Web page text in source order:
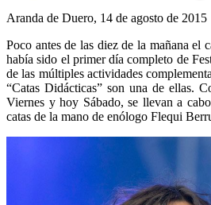
Aranda de Duero, 14 de agosto de 2015
Poco antes de las diez de la mañana el
había sido el primer día completo de
de las múltiples actividades
“Catas Didácticas” son una de ellas.
Viernes y hoy Sábado, se llevan a
catas de la mano de enólogo Flequi